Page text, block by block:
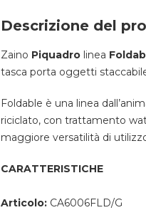
Descrizione del
Zaino Piquadro linea
tasca porta oggetti
Foldable è una linea
riciclato, con trattamento
maggiore versatilità di
CARATTERISTICHE
Articolo: CA6006FLD/G